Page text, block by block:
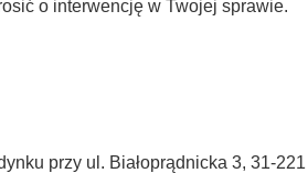
o interwencję w Twojej sprawie.
przy ul. Białoprądnicka 3, 31-